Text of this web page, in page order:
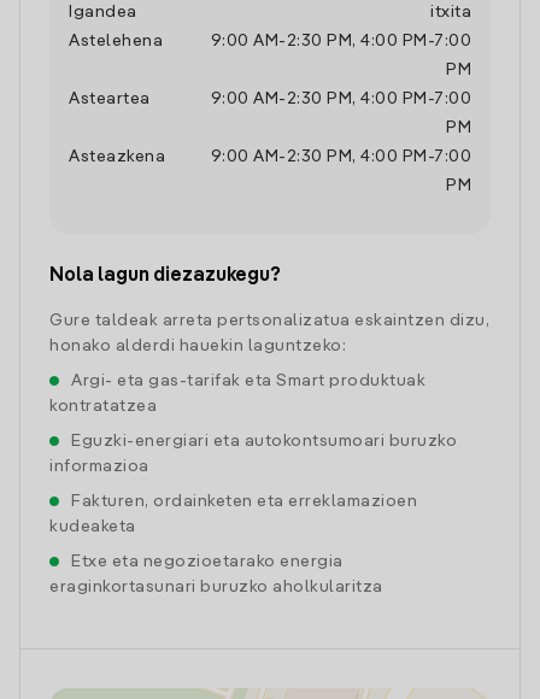
Igandea
itxita
Astelehena
9:00 AM - 2:30 PM , 4:00 PM -7:00
PM
Asteartea
9:00 AM - 2:30 PM , 4:00 PM -7:00
PM
Asteazkena
9:00 AM - 2:30 PM , 4:00 PM -7:00
PM
Nola lagun diezazukegu?
Gure taldeak arreta pertsonalizatua eskaintzen dizu,
honako alderdi hauekin laguntzeko:
Argi- eta gas-tarifak eta Smart produktuak
kontratatzea
Eguzki-energiari eta autokontsumoari buruzko
informazioa
Fakturen, ordainketen eta erreklamazioen
kudeaketa
Etxe eta negozioetarako energia
eraginkortasunari buruzko aholkularitza